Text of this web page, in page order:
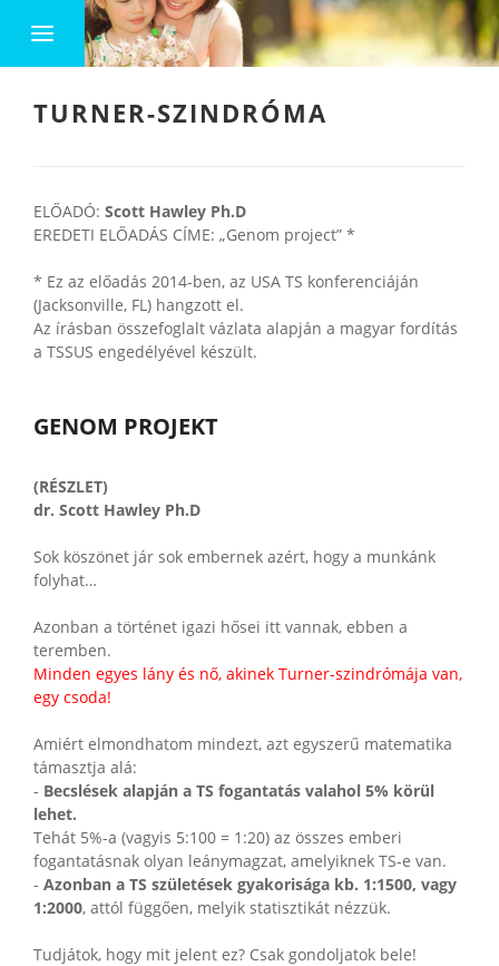
TURNER-SZINDRÓMA
ELŐADÓ: Scott Hawley Ph.D
EREDETI ELŐADÁS CÍME: „Genom project” *
* Ez az előadás 2014-ben, az USA TS konferenciáján
(Jacksonville, FL) hangzott el.
Az írásban összefoglalt vázlata alapján a magyar fordítás
a TSSUS engedélyével készült.
GENOM PROJEKT
(RÉSZLET)
dr. Scott Hawley Ph.D
Sok köszönet jár sok embernek azért, hogy a munkánk
folyhat…
Azonban a történet igazi hősei itt vannak, ebben a
teremben.
Minden egyes lány és nő, akinek Turner-szindrómája van,
egy csoda!
Amiért elmondhatom mindezt, azt egyszerű matematika
támasztja alá:
- Becslések alapján a TS fogantatás valahol 5% körül
lehet.
Tehát 5%-a (vagyis 5:100 = 1:20) az összes emberi
fogantatásnak olyan leánymagzat, amelyiknek TS-e van.
- Azonban a TS születések gyakorisága kb. 1:1500, vagy
1:2000, attól függően, melyik statisztikát nézzük.
Tudjátok, hogy mit jelent ez? Csak gondoljatok bele!